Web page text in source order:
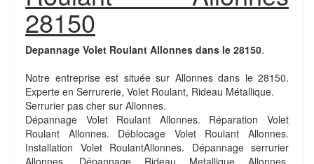
28150
Depannage Volet Roulant Allonnes dans le 28150.
Notre entreprise est située sur Allonnes dans le 28150.
Experte en Serrurerie, Volet Roulant, Rideau Métallique.
Serrurier pas cher sur Allonnes.
Dépannage Volet Roulant Allonnes. Réparation Volet
Roulant Allonnes. Déblocage Volet Roulant Allonnes.
Installation Volet RoulantAllonnes. Dépannage serrurier
Allonnes. Dépannage Rideau Metallique Allonnes.